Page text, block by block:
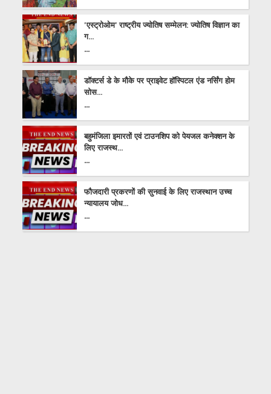
'एस्ट्रोओम' राष्ट्रीय ज्योतिष सम्मेलन: ज्योतिष विज्ञान का
ग...
...
डॉक्टर्स डे के मौके पर प्राइवेट हॉस्पिटल एंड नर्सिंग होम
सोस...
...
बहुमंजिला इमारतों एवं टाउनशिप को पेयजल कनेक्शन के
लिए राजस्थ...
...
फौजदारी प्रकरणों की सुनवाई के लिए राजस्थान उच्च
न्यायालय जोध...
...